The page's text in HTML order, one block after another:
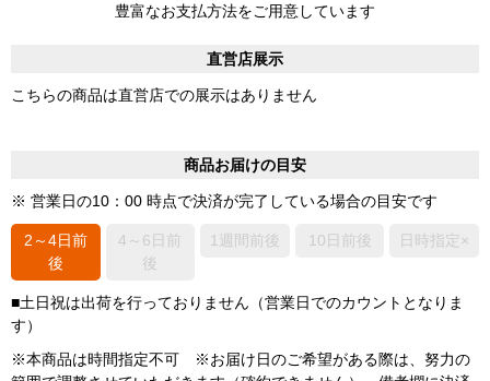
豊富なお支払方法をご用意しています
直営店展示
こちらの商品は直営店での展示はありません
商品お届けの目安
※ 営業日の10：00 時点で決済が完了している場合の目安です
2～4日前
後
4～6日前
後
1週間前後 10日前後 日時指定×
■土日祝は出荷を行っておりません（営業日でのカウントとなりま
す）
※本商品は時間指定不可 ※お届け日のご希望がある際は、努力の